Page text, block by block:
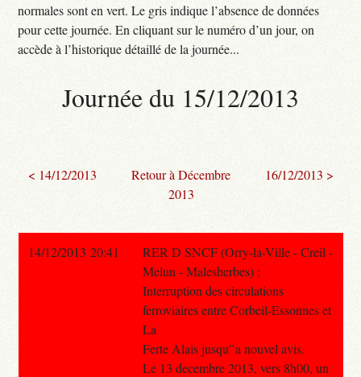
normales sont en vert. Le gris indique l’absence de données
pour cette journée. En cliquant sur le numéro d’un jour, on
accède à l’historique détaillé de la journée...
Journée du 15/12/2013
< 14/12/2013
Retour à Décembre
2013
16/12/2013 >
14/12/2013 20:41
RER D SNCF (Orry-la-Ville - Creil -
Melun - Malesherbes) :
Interruption des circulations
ferroviaires entre Corbeil-Essonnes et
La
Ferte Alais jusqu'`a nouvel avis.
Le 13 decembre 2013, vers 8h00, un